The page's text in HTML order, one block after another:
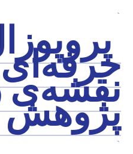
`
نقشه‌ی
پژوهش
`